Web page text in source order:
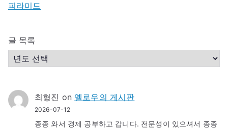
피라미드
글 목록
최형진 on 옐로우의 게시판
2026-07-12
종종 와서 경제 공부하고 갑니다. 전문성이 있으셔서 종종